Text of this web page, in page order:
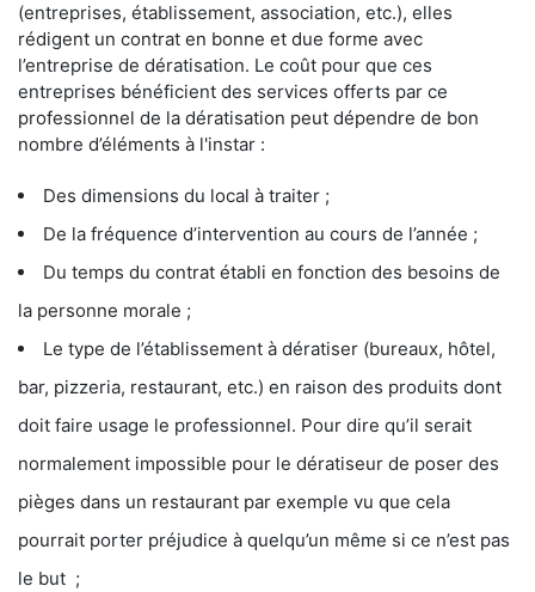
(entreprises, établissement, association, etc.), elles
rédigent un contrat en bonne et due forme avec
l’entreprise de dératisation. Le coût pour que ces
entreprises bénéficient des services offerts par ce
professionnel de la dératisation peut dépendre de bon
nombre d’éléments à l'instar :
Des dimensions du local à traiter ;
De la fréquence d’intervention au cours de l’année ;
Du temps du contrat établi en fonction des besoins de
la personne morale ;
Le type de l’établissement à dératiser (bureaux, hôtel,
bar, pizzeria, restaurant, etc.) en raison des produits dont
doit faire usage le professionnel. Pour dire qu’il serait
normalement impossible pour le dératiseur de poser des
pièges dans un restaurant par exemple vu que cela
pourrait porter préjudice à quelqu’un même si ce n’est pas
le but ;